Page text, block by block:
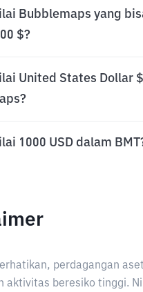
Bubblemaps yang
$?
United States Dollar
1000 USD dalam
perdagangan
aktivitas beresiko tinggi.